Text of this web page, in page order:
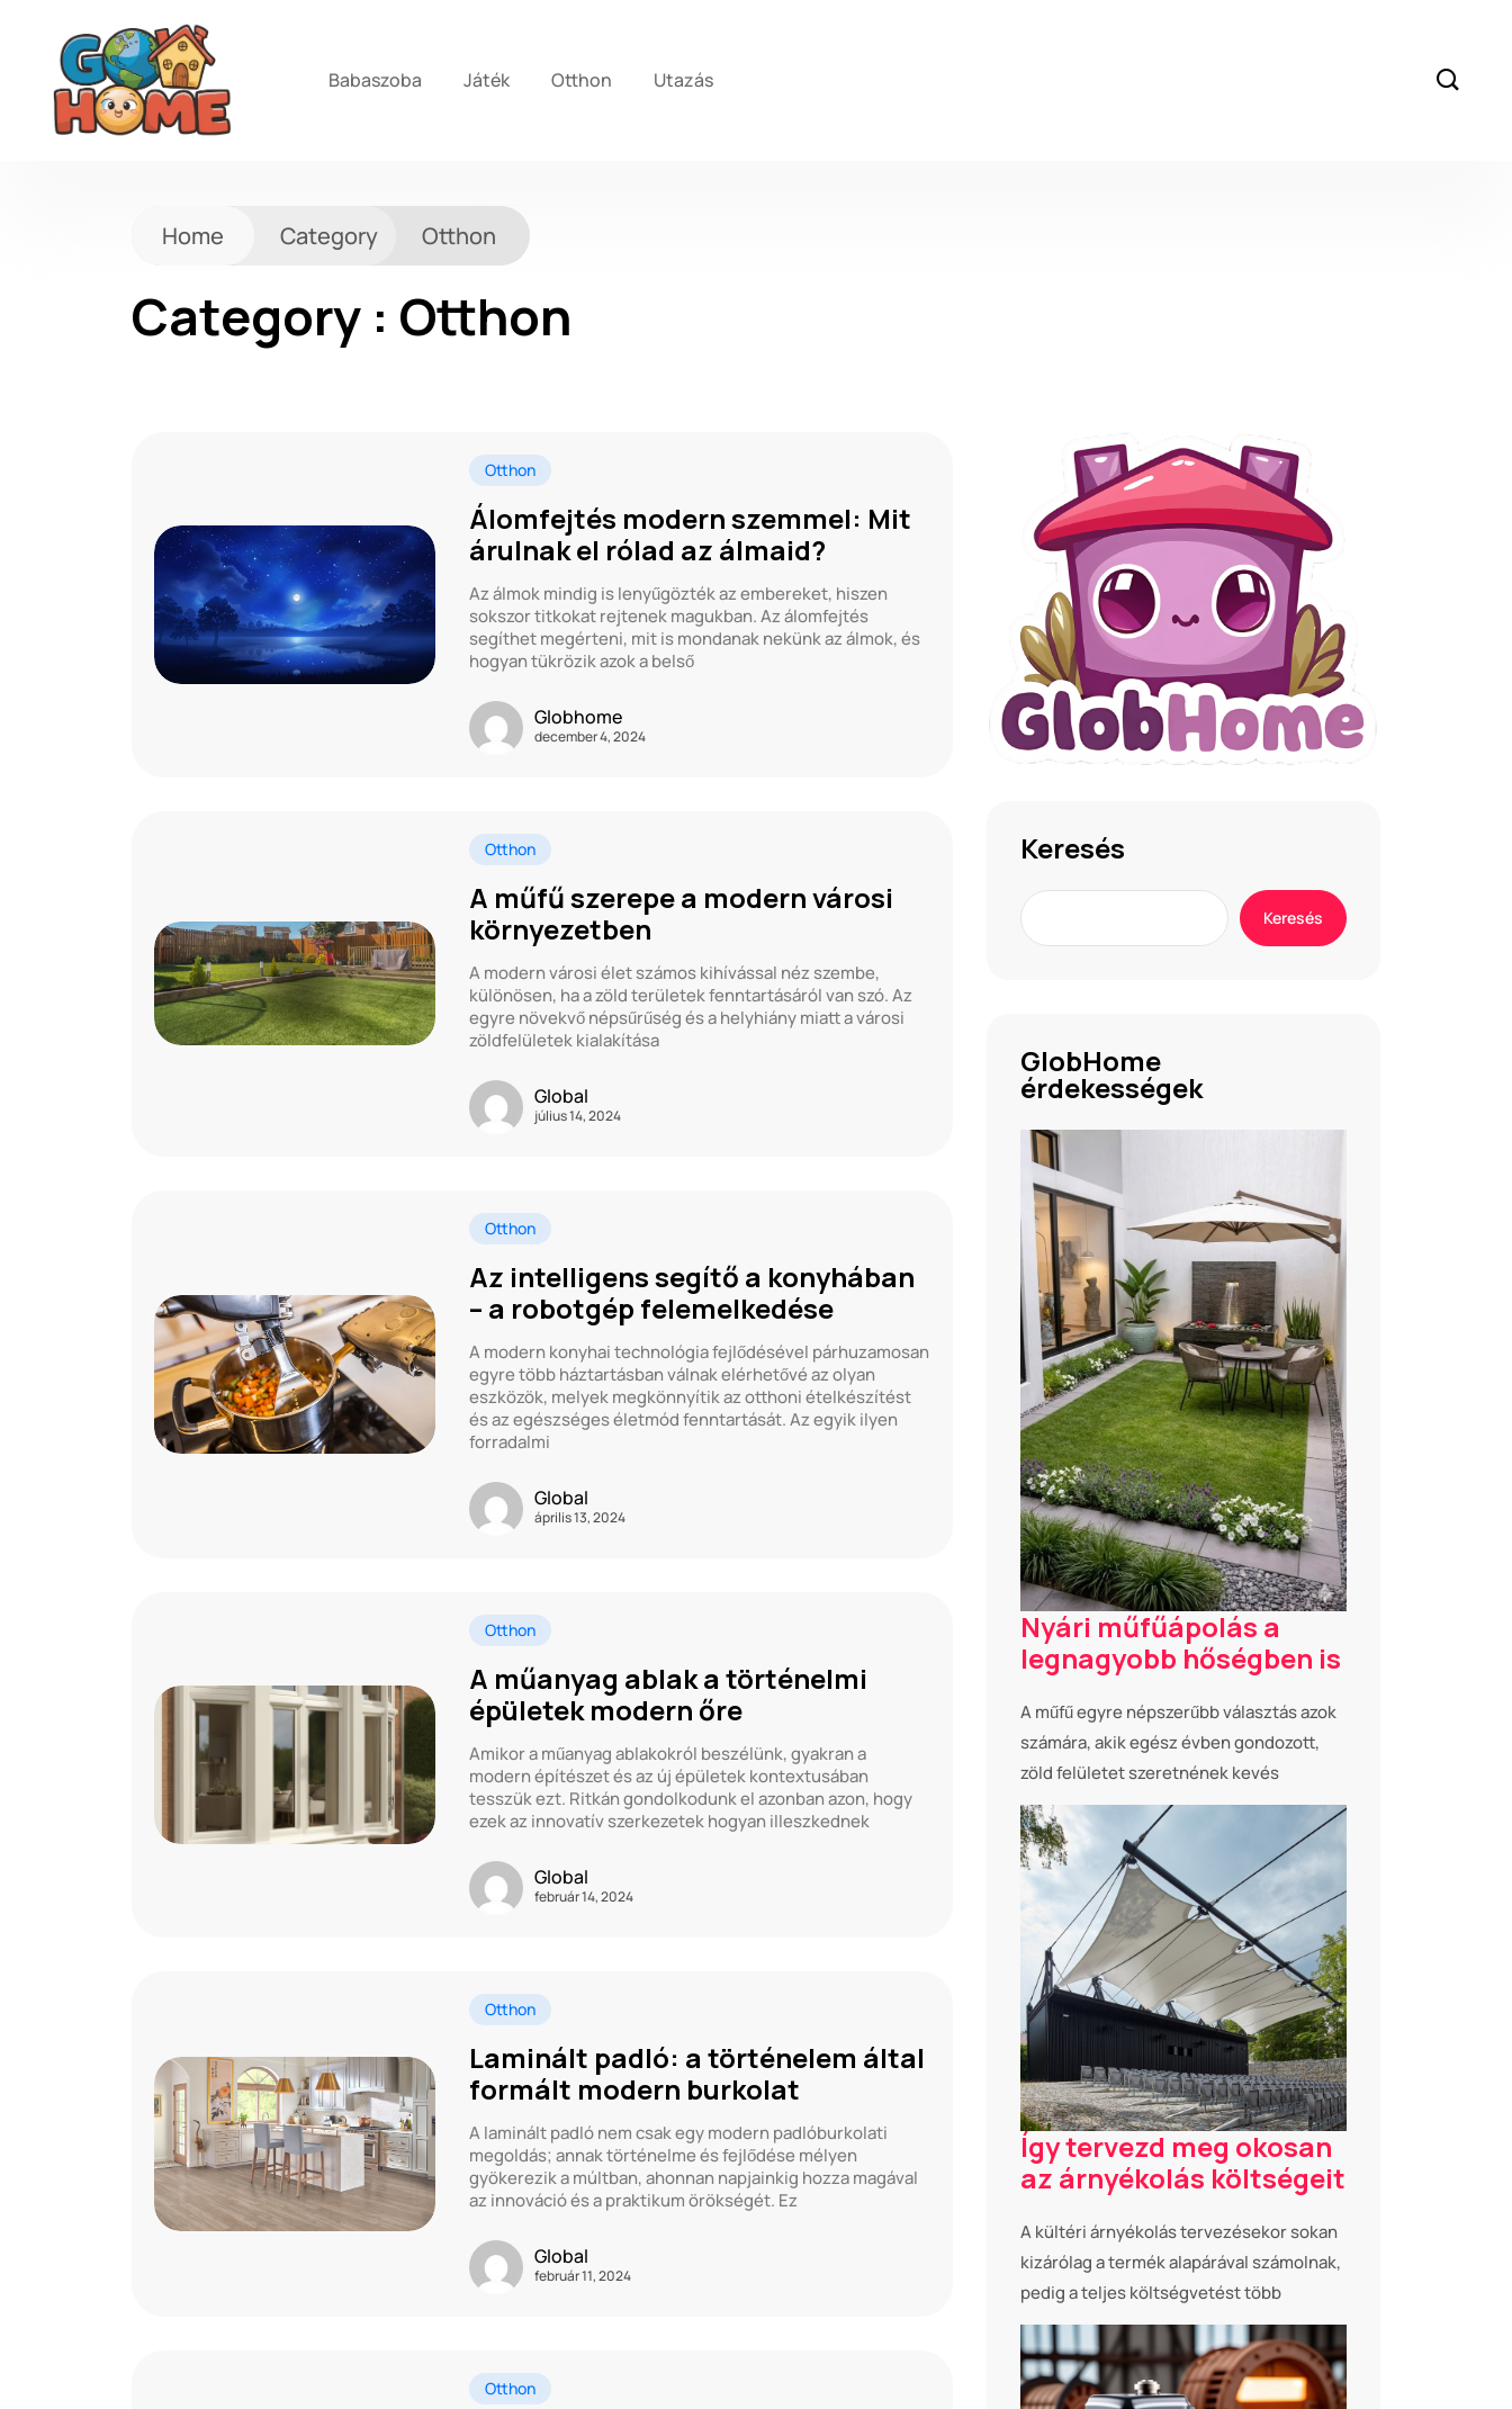
Babaszoba Játék Otthon Utazás
Home Category Otthon
Category : Otthon
Otthon
Álomfejtés modern szemmel: Mit
árulnak el rólad az álmaid?
Az álmok mindig is lenyűgözték az embereket, hiszen
sokszor titkokat rejtenek magukban. Az álomfejtés
segíthet megérteni, mit is mondanak nekünk az álmok, és
hogyan tükrözik azok a belső
Globhome
december 4, 2024
Otthon
A műfű szerepe a modern városi
környezetben
A modern városi élet számos kihívással néz szembe,
különösen, ha a zöld területek fenntartásáról van szó. Az
egyre növekvő népsűrűség és a helyhiány miatt a városi
zöldfelületek kialakítása
Global
július 14, 2024
Otthon
Az intelligens segítő a konyhában
– a robotgép felemelkedése
A modern konyhai technológia fejlődésével párhuzamosan
egyre több háztartásban válnak elérhetővé az olyan
eszközök, melyek megkönnyítik az otthoni ételkészítést
és az egészséges életmód fenntartását. Az egyik ilyen
forradalmi
Global
április 13, 2024
Otthon
A műanyag ablak a történelmi
épületek modern őre
Amikor a műanyag ablakokról beszélünk, gyakran a
modern építészet és az új épületek kontextusában
tesszük ezt. Ritkán gondolkodunk el azonban azon, hogy
ezek az innovatív szerkezetek hogyan illeszkednek
Global
február 14, 2024
Otthon
Laminált padló: a történelem által
formált modern burkolat
A laminált padló nem csak egy modern padlóburkolati
megoldás; annak történelme és fejlődése mélyen
gyökerezik a múltban, ahonnan napjainkig hozza magával
az innováció és a praktikum örökségét. Ez
Global
február 11, 2024
Otthon
Keresés
Keresés
GlobHome
érdekességek
Nyári műfűápolás a
legnagyobb hőségben is
A műfű egyre népszerűbb választás azok
számára, akik egész évben gondozott,
zöld felületet szeretnének kevés
Így tervezd meg okosan
az árnyékolás költségeit
A kültéri árnyékolás tervezésekor sokan
kizárólag a termék alapárával számolnak,
pedig a teljes költségvetést több